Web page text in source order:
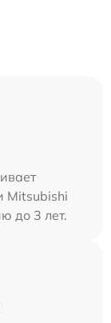
Mitsubishi
до 3 лет.